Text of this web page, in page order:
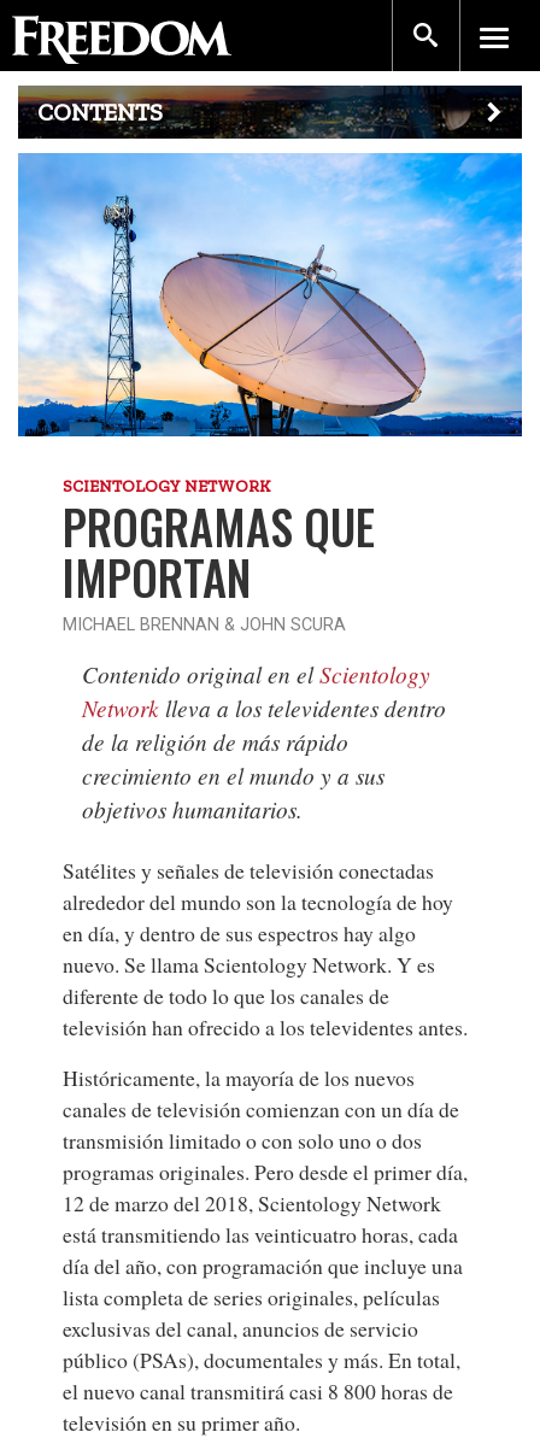
CONTENTS
SCIENTOLOGY NETWORK
PROGRAMAS QUE
IMPORTAN
MICHAEL BRENNAN & JOHN SCURA
Contenido original en elScientology
Networklleva a los televidentes dentro
de la religión de más rápido
crecimiento en el mundo y a sus
objetivos humanitarios.
Satélites y señales de televisión conectadas
alrededor del mundo son la tecnología de hoy
en día, y dentro de sus espectros hay algo
nuevo. Se llama Scientology Network. Y es
diferente de todo lo que los canales de
televisión han ofrecido a los televidentes antes.
Históricamente, la mayoría de los nuevos
canales de televisión comienzan con un día de
transmisión limitado o con solo uno o dos
programas originales. Pero desde el primer día,
12 de marzo del 2018, Scientology Network
está transmitiendo las veinticuatro horas, cada
día del año, con programación que incluye una
lista completa de series originales, películas
exclusivas del canal, anuncios de servicio
público (PSAs), documentales y más. En total,
el nuevo canal transmitirá casi 8 800 horas de
televisión en su primer año.